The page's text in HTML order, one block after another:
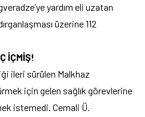
yardım eli uzatan
üzerine 112
İÇMİŞ!
ileri sürülen Malkhaz
için gelen sağlık görevlerine
istemedi. Cemali Ü.